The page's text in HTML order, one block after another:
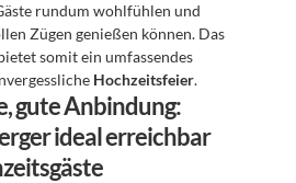
rundum wohlfühlen und
Zügen genießen können. Das
somit ein umfassendes
Hochzeitsfeier.
gute Anbindung:
ideal erreichbar